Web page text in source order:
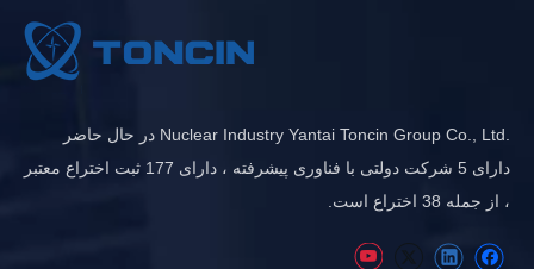
.Nuclear Industry Yantai Toncin Group Co., Ltd در حال حاضر
دارای 5 شرکت دولتی با فناوری پیشرفته ، دارای 177 ثبت اختراع معتبر
، از جمله 38 اختراع است.